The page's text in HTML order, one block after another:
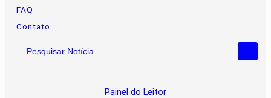
FAQ
Contato
Pesquisar Notícia
Painel do Leitor